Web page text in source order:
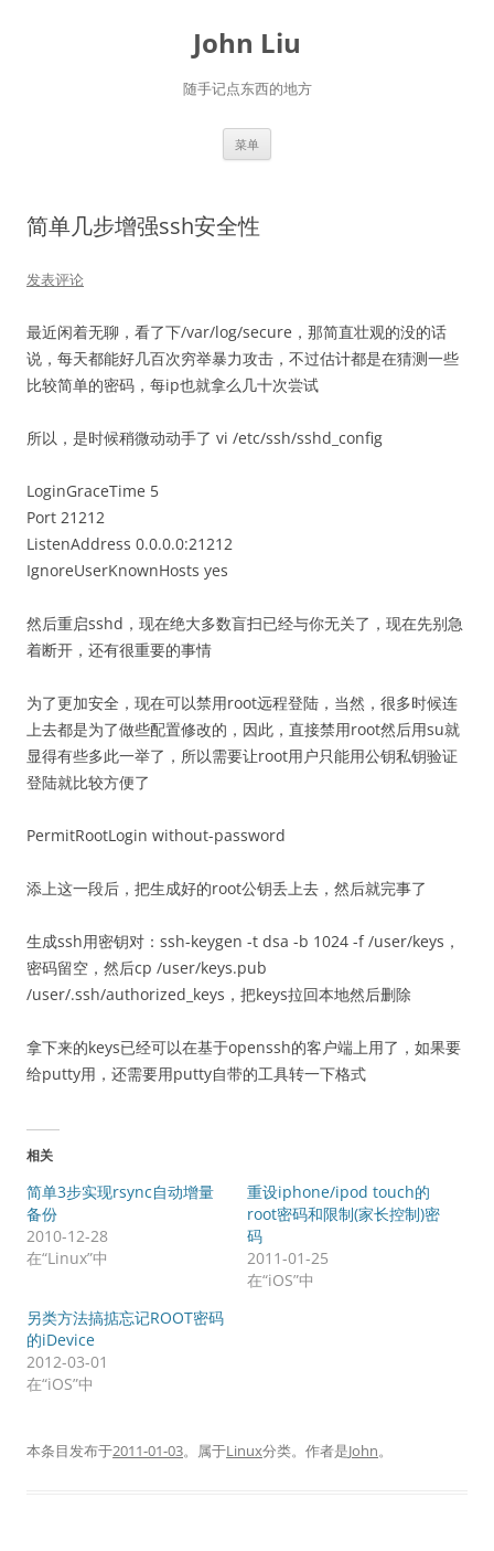
John Liu
随手记点东西的地方
菜单
简单几步增强ssh安全性
发表评论
最近闲着无聊，看了下/var/log/secure，那简直壮观的没的话
说，每天都能好几百次穷举暴力攻击，不过估计都是在猜测一些
比较简单的密码，每ip也就拿么几十次尝试
所以，是时候稍微动动手了 vi /etc/ssh/sshd_config
LoginGraceTime 5
Port 21212
ListenAddress 0.0.0.0:21212
IgnoreUserKnownHosts yes
然后重启sshd，现在绝大多数盲扫已经与你无关了，现在先别急
着断开，还有很重要的事情
为了更加安全，现在可以禁用root远程登陆，当然，很多时候连
上去都是为了做些配置修改的，因此，直接禁用root然后用su就
显得有些多此一举了，所以需要让root用户只能用公钥私钥验证
登陆就比较方便了
PermitRootLogin without-password
添上这一段后，把生成好的root公钥丢上去，然后就完事了
生成ssh用密钥对：ssh-keygen -t dsa -b 1024 -f /user/keys，
密码留空，然后cp /user/keys.pub
/user/.ssh/authorized_keys，把keys拉回本地然后删除
拿下来的keys已经可以在基于openssh的客户端上用了，如果要
给putty用，还需要用putty自带的工具转一下格式
相关
简单3步实现rsync自动增量
备份
2010-12-28
在“Linux”中
重设iphone/ipod touch的
root密码和限制(家长控制)密
码
2011-01-25
在“iOS”中
另类方法搞掂忘记ROOT密码
的iDevice
2012-03-01
在“iOS”中
本条目发布于2011-01-03。属于Linux分类。 作者是John。